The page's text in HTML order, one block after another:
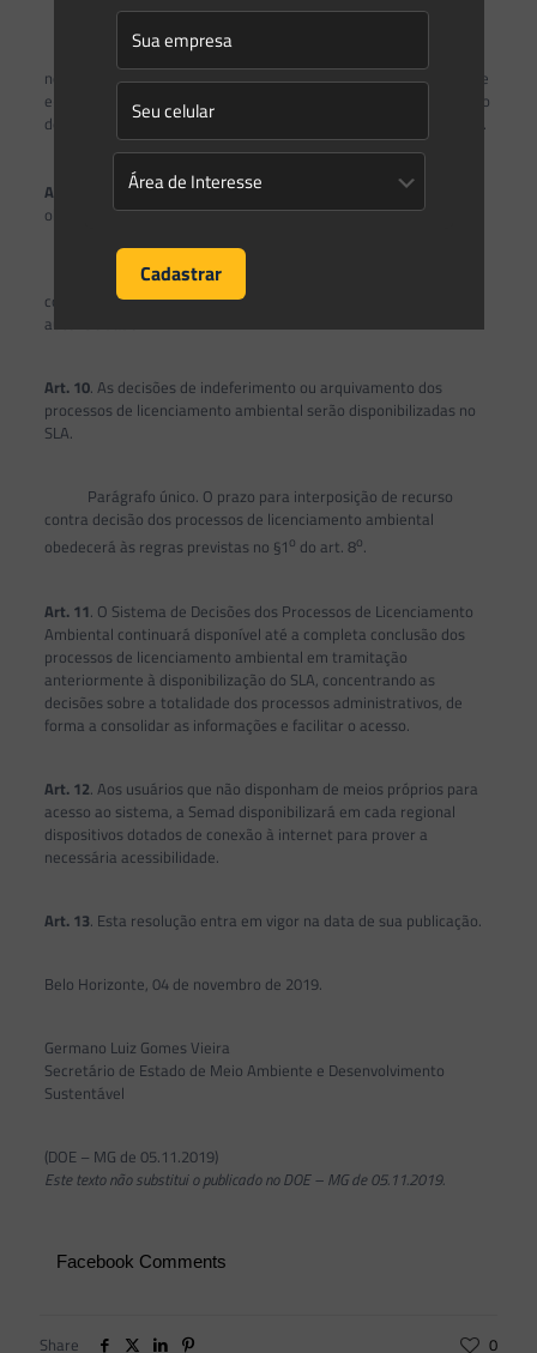
Para fins de definição do momento de recebimento da
notificação pelo requerente, considera-se o momento de envio de
e-mail pelo órgão ambiental, por meio do instrumento de geração
de pendências e de informações complementares contido no SLA.
Art. 9
Os certificados de licenças ambientais deferidas serão
obtidos de forma eletrônica via SLA.
Parágrafo único. Os certificados de que trata o caput
conterão ferramentas para validação eletrônica de sua
autenticidade.
Art. 10. As decisões de indeferimento ou arquivamento dos
processos de licenciamento ambiental serão disponibilizadas no
SLA.
Parágrafo único. O prazo para interposição de recurso
contra decisão dos processos de licenciamento ambiental
obedecerá às regras previstas no §1o do art. 8o.
Art. 11. O Sistema de Decisões dos Processos de Licenciamento
Ambiental continuará disponível até a completa conclusão dos
processos de licenciamento ambiental em tramitação
anteriormente à disponibilização do SLA, concentrando as
decisões sobre a totalidade dos processos administrativos, de
forma a consolidar as informações e facilitar o acesso.
Art. 12. Aos usuários que não disponham de meios próprios para
acesso ao sistema, a Semad disponibilizará em cada regional
dispositivos dotados de conexão à internet para prover a
necessária acessibilidade.
Art. 13. Esta resolução entra em vigor na data de sua publicação.
Belo Horizonte, 04 de novembro de 2019.
Germano Luiz Gomes Vieira
Secretário de Estado de Meio Ambiente e Desenvolvimento
Sustentável
(DOE – MG de 05.11.2019)
Este texto não substitui o publicado no DOE – MG de 05.11.2019.
Facebook Comments
Share 0